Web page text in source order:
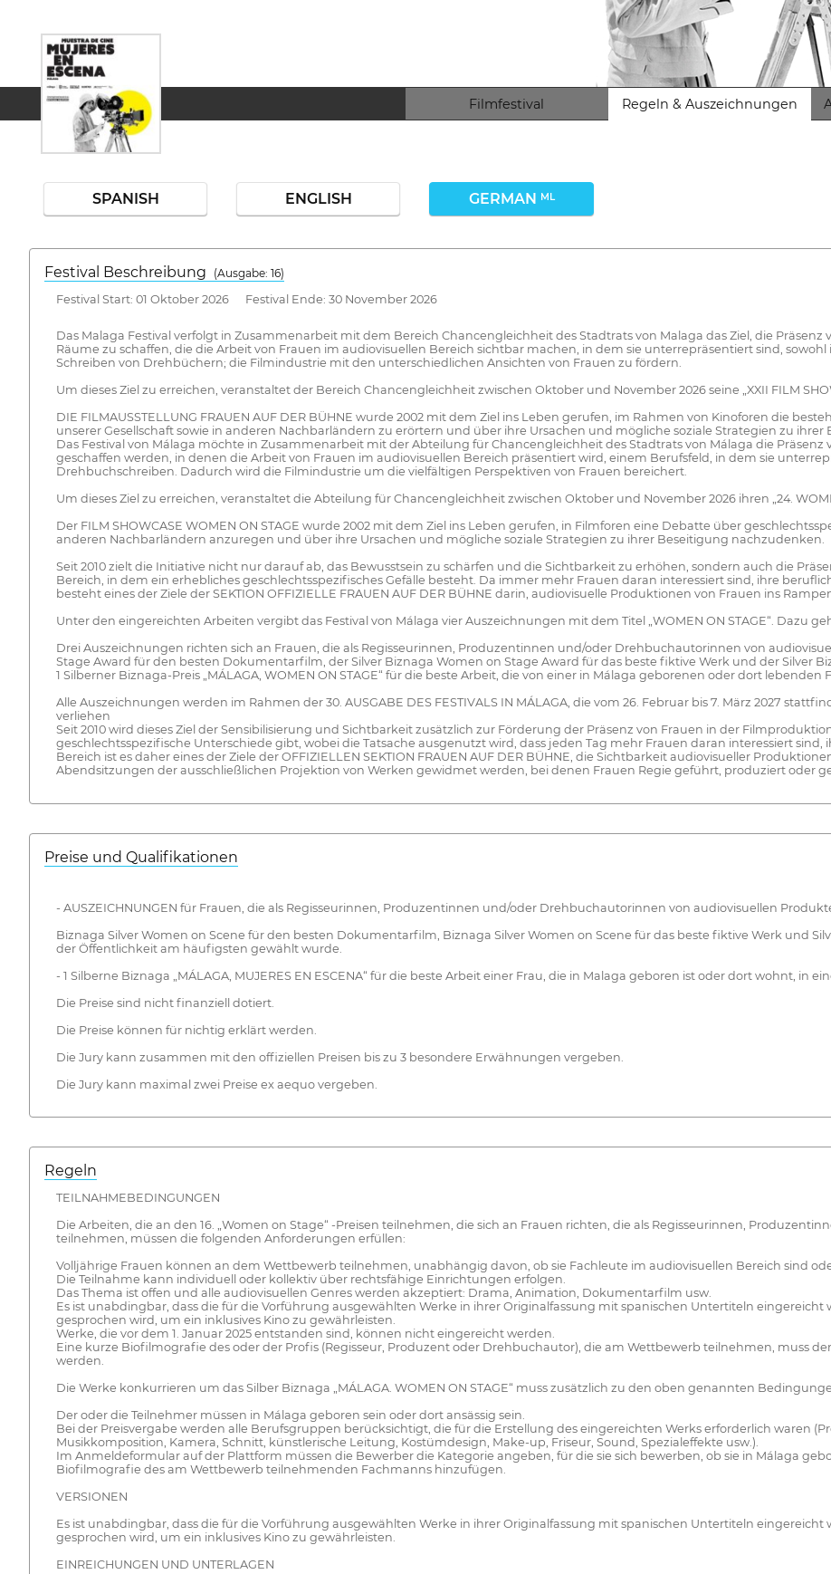
Filmfestival Regeln & Auszeichnungen
SPANISH ENGLISH GERMAN ML
Festival Beschreibung
(Ausgabe: 16)
Festival Start: 01 Oktober 2026 Festival Ende: 30 November 2026
Das Malaga Festival verfolgt in Zusammenarbeit mit dem Bereich Chancengleichheit des Stadtrats von Malaga das Ziel, die
Räume zu schaffen, die die Arbeit von Frauen im audiovisuellen Bereich sichtbar machen, in dem sie unterrepräsentiert sind,
Schreiben von Drehbüchern; die Filmindustrie mit den unterschiedlichen Ansichten von Frauen zu fördern.
Um dieses Ziel zu erreichen, veranstaltet der Bereich Chancengleichheit zwischen Oktober und November 2026 seine „XXII FILM
DIE FILMAUSSTELLUNG FRAUEN AUF DER BÜHNE wurde 2002 mit dem Ziel ins Leben gerufen, im Rahmen von Kinoforen die
unserer Gesellschaft sowie in anderen Nachbarländern zu erörtern und über ihre Ursachen und mögliche soziale Strategien zu
Das Festival von Málaga möchte in Zusammenarbeit mit der Abteilung für Chancengleichheit des Stadtrats von Málaga die
geschaffen werden, in denen die Arbeit von Frauen im audiovisuellen Bereich präsentiert wird, einem Berufsfeld, in dem sie
Drehbuchschreiben. Dadurch wird die Filmindustrie um die vielfältigen Perspektiven von Frauen bereichert.
Um dieses Ziel zu erreichen, veranstaltet die Abteilung für Chancengleichheit zwischen Oktober und November 2026 ihren „24.
Der FILM SHOWCASE WOMEN ON STAGE wurde 2002 mit dem Ziel ins Leben gerufen, in Filmforen eine Debatte über
anderen Nachbarländern anzuregen und über ihre Ursachen und mögliche soziale Strategien zu ihrer Beseitigung nachzudenken.
Seit 2010 zielt die Initiative nicht nur darauf ab, das Bewusstsein zu schärfen und die Sichtbarkeit zu erhöhen, sondern auch die
Bereich, in dem ein erhebliches geschlechtsspezifisches Gefälle besteht. Da immer mehr Frauen daran interessiert sind, ihre
besteht eines der Ziele der SEKTION OFFIZIELLE FRAUEN AUF DER BÜHNE darin, audiovisuelle Produktionen von Frauen ins
Unter den eingereichten Arbeiten vergibt das Festival von Málaga vier Auszeichnungen mit dem Titel „WOMEN ON STAGE“. Dazu
Drei Auszeichnungen richten sich an Frauen, die als Regisseurinnen, Produzentinnen und/oder Drehbuchautorinnen von
Stage Award für den besten Dokumentarfilm, der Silver Biznaga Women on Stage Award für das beste fiktive Werk und der Silver
1 Silberner Biznaga-Preis „MÁLAGA, WOMEN ON STAGE“ für die beste Arbeit, die von einer in Málaga geborenen oder dort
Alle Auszeichnungen werden im Rahmen der 30. AUSGABE DES FESTIVALS IN MÁLAGA, die vom 26. Februar bis 7. März 2027
verliehen
Seit 2010 wird dieses Ziel der Sensibilisierung und Sichtbarkeit zusätzlich zur Förderung der Präsenz von Frauen in der
geschlechtsspezifische Unterschiede gibt, wobei die Tatsache ausgenutzt wird, dass jeden Tag mehr Frauen daran interessiert
Bereich ist es daher eines der Ziele der OFFIZIELLEN SEKTION FRAUEN AUF DER BÜHNE, die Sichtbarkeit audiovisueller
Abendsitzungen der ausschließlichen Projektion von Werken gewidmet werden, bei denen Frauen Regie geführt, produziert oder
Preise und Qualifikationen
- AUSZEICHNUNGEN für Frauen, die als Regisseurinnen, Produzentinnen und/oder Drehbuchautorinnen von audiovisuellen
Biznaga Silver Women on Scene für den besten Dokumentarfilm, Biznaga Silver Women on Scene für das beste fiktive Werk und
der Öffentlichkeit am häufigsten gewählt wurde.
- 1 Silberne Biznaga „MÁLAGA, MUJERES EN ESCENA“ für die beste Arbeit einer Frau, die in Malaga geboren ist oder dort wohnt, in
Die Preise sind nicht finanziell dotiert.
Die Preise können für nichtig erklärt werden.
Die Jury kann zusammen mit den offiziellen Preisen bis zu 3 besondere Erwähnungen vergeben.
Die Jury kann maximal zwei Preise ex aequo vergeben.
Regeln
TEILNAHMEBEDINGUNGEN
Die Arbeiten, die an den 16. „Women on Stage“ -Preisen teilnehmen, die sich an Frauen richten, die als Regisseurinnen,
teilnehmen, müssen die folgenden Anforderungen erfüllen:
Volljährige Frauen können an dem Wettbewerb teilnehmen, unabhängig davon, ob sie Fachleute im audiovisuellen Bereich sind
Die Teilnahme kann individuell oder kollektiv über rechtsfähige Einrichtungen erfolgen.
Das Thema ist offen und alle audiovisuellen Genres werden akzeptiert: Drama, Animation, Dokumentarfilm usw.
Es ist unabdingbar, dass die für die Vorführung ausgewählten Werke in ihrer Originalfassung mit spanischen Untertiteln eingereicht
gesprochen wird, um ein inklusives Kino zu gewährleisten.
Werke, die vor dem 1. Januar 2025 entstanden sind, können nicht eingereicht werden.
Eine kurze Biofilmografie des oder der Profis (Regisseur, Produzent oder Drehbuchautor), die am Wettbewerb teilnehmen, muss
werden.
Die Werke konkurrieren um das Silber Biznaga „MÁLAGA. WOMEN ON STAGE“ muss zusätzlich zu den oben genannten
Der oder die Teilnehmer müssen in Málaga geboren sein oder dort ansässig sein.
Bei der Preisvergabe werden alle Berufsgruppen berücksichtigt, die für die Erstellung des eingereichten Werks erforderlich waren
Musikkomposition, Kamera, Schnitt, künstlerische Leitung, Kostümdesign, Make-up, Friseur, Sound, Spezialeffekte usw.).
Im Anmeldeformular auf der Plattform müssen die Bewerber die Kategorie angeben, für die sie sich bewerben, ob sie in Málaga
Biofilmografie des am Wettbewerb teilnehmenden Fachmanns hinzufügen.
VERSIONEN
Es ist unabdingbar, dass die für die Vorführung ausgewählten Werke in ihrer Originalfassung mit spanischen Untertiteln eingereicht
gesprochen wird, um ein inklusives Kino zu gewährleisten.
EINREICHUNGEN UND UNTERLAGEN